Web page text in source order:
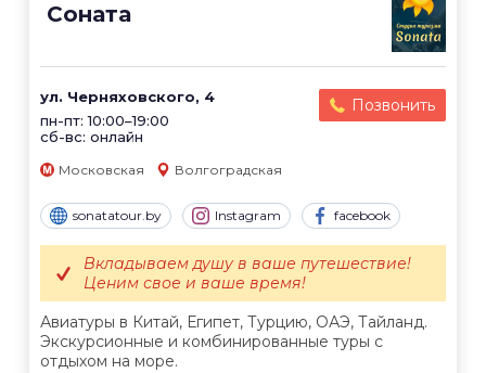
Соната
ул. Черняховского, 4
пн-пт: 10:00–19:00
сб-вс: онлайн
Позвонить
Московская Волгоградская
sonatatour.by Instagram facebook
Авиатуры в Китай, Египет, Турцию, ОАЭ, Тайланд.
Экскурсионные и комбинированные туры с
отдыхом на море.
Вкладываем душу в ваше путешествие!
Ценим свое и ваше время!